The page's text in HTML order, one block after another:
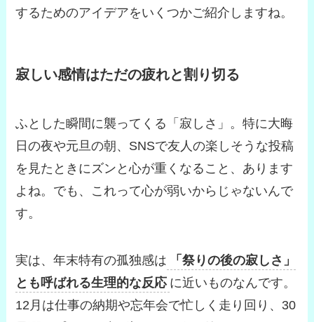
するためのアイデアをいくつかご紹介しますね。
寂しい感情はただの疲れと割り切る
ふとした瞬間に襲ってくる「寂しさ」。特に大晦
日の夜や元旦の朝、SNSで友人の楽しそうな投稿
を見たときにズンと心が重くなること、あります
よね。でも、これって心が弱いからじゃないんで
す。
実は、年末特有の孤独感は
「祭りの後の寂しさ」
とも呼ばれる生理的な反応 に近いものなんです。
12月は仕事の納期や忘年会で忙しく走り回り、30